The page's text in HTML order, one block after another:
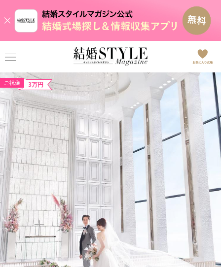
ご祝儀 3万円